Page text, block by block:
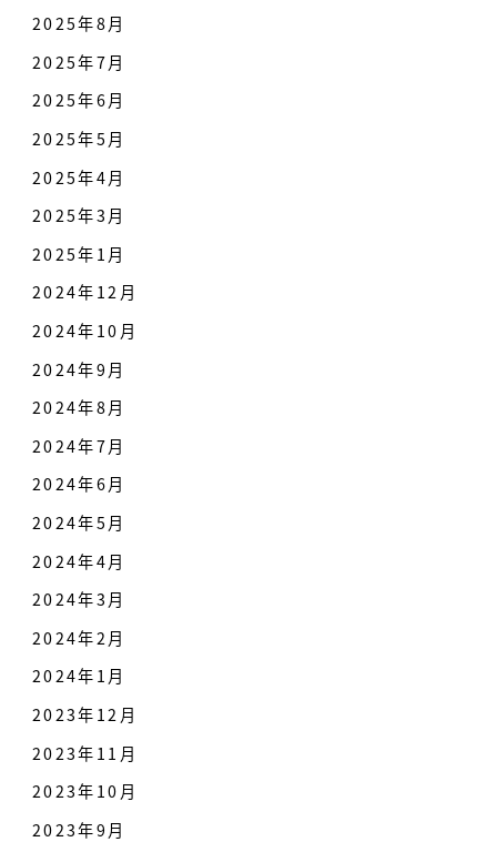
2025年8月
2025年7月
2025年6月
2025年5月
2025年4月
2025年3月
2025年1月
2024年12月
2024年10月
2024年9月
2024年8月
2024年7月
2024年6月
2024年5月
2024年4月
2024年3月
2024年2月
2024年1月
2023年12月
2023年11月
2023年10月
2023年9月